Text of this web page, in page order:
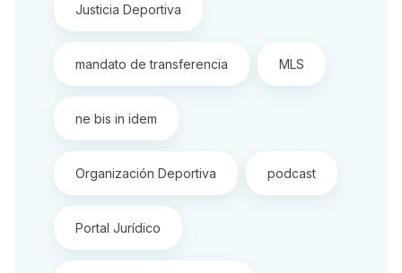
Justicia Deportiva
mandato de transferencia MLS
ne bis in idem
Organización Deportiva podcast
Portal Jurídico